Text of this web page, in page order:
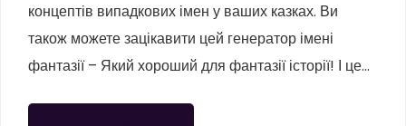
концептів випадкових імен у ваших казках. Ви
також можете зацікавити цей генератор імені
фантазії – Який хороший для фантазії історії! І це...